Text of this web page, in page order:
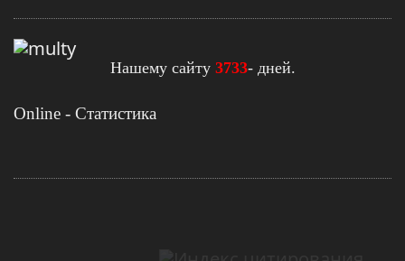
Нашему сайту 3733- дней.
Online - Статистика